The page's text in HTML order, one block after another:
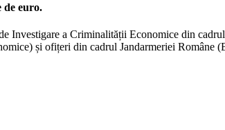
de euro.
Investigare a Criminalității Economice din
și ofițeri din cadrul Jandarmeriei Române